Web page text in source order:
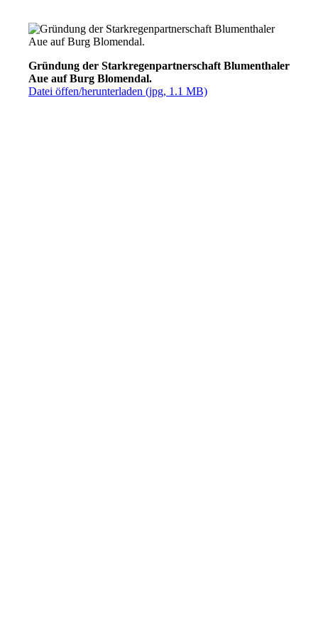
Gründung der Starkregenpartnerschaft Blumenthaler
Aue auf Burg Blomendal.
Datei öffen/herunterladen (jpg, 1.1 MB)